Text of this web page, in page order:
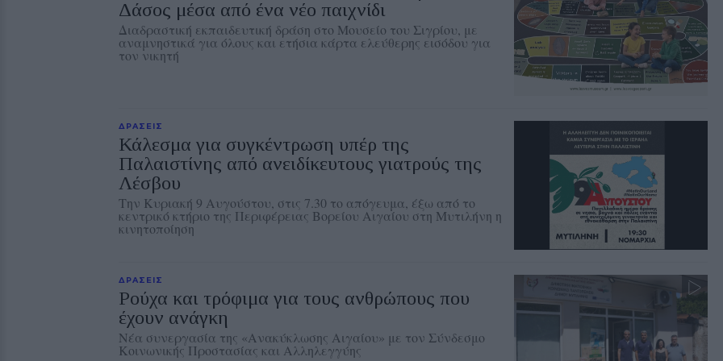
Δάσος μέσα από ένα νέο παιχνίδι
Διαδραστική εκπαιδευτική δράση στο Μουσείο του Σιγρίου, με
αναμνηστικά για όλους και ετήσια κάρτα ελεύθερης εισόδου για
τον νικητή
ΔΡΑΣΕΙΣ
Κάλεσμα για συγκέντρωση υπέρ της
Παλαιστίνης από ανειδίκευτους γιατρούς της
Λέσβου
Την Κυριακή 9 Αυγούστου, στις 7.30 το απόγευμα, έξω από το
κεντρικό κτήριο της Περιφέρειας Βορείου Αιγαίου στη Μυτιλήνη η
κινητοποίηση
ΔΡΑΣΕΙΣ
Ρούχα και τρόφιμα για τους ανθρώπους που
έχουν ανάγκη
Νέα συνεργασία της «Ανακύκλωσης Αιγαίου» με τον Σύνδεσμο
Κοινωνικής Προστασίας και Αλληλεγγύης